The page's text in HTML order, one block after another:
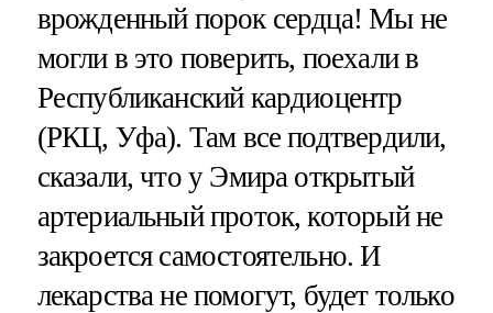
врожденный порок сердца! Мы не
могли в это поверить, поехали в
Республиканский кардиоцентр
(РКЦ, Уфа). Там все подтвердили,
сказали, что у Эмира открытый
артериальный проток, который не
закроется самостоятельно. И
лекарства не помогут, будет только